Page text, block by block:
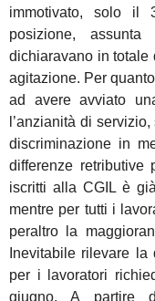
immotivato, solo il
posizione,
dichiaravano in totale
agitazione. Per
ad avere avviato
l’anzianità di
discriminazione in
differenze retributive
iscritti alla CGIL è
mentre per tutti i
peraltro la
Inevitabile rilevare
per i lavoratori
giugno. A partire